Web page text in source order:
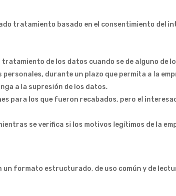
tratamiento basado en el consentimiento del
de los datos cuando se de alguno de
durante un plazo que permita a la
a la supresión de los datos.
para los que fueron recabados, pero el
se verifica si los motivos legítimos de la
un formato estructurado, de uso común y de